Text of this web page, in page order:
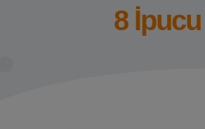
8 İpucu